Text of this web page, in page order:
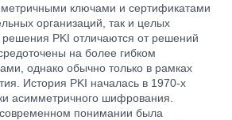
ключами и сертификатами
организаций, так и целых
решения PKI отличаются от решений
на более гибком
однако обычно только в рамках
История PKI началась в 1970-х
асимметричного шифрования.
понимании была